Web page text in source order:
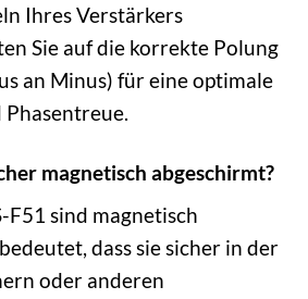
Ihres Verstärkers
Sie auf die korrekte Polung
an Minus) für eine optimale
magnetisch abgeschirmt?
F51 sind magnetisch
dass sie sicher in der
oder anderen